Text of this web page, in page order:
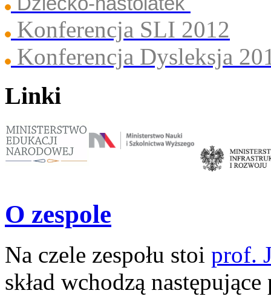
Konferencja SLI 2012
Konferencja Dysleksja
Linki
O zespole
Na czele zespołu stoi prof.
skład wchodzą